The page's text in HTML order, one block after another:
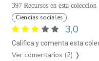
397 Recursos en esta coleccion
Ciencias sociales
3,0
Califica y comenta esta
Ver comentarios (2) ❭